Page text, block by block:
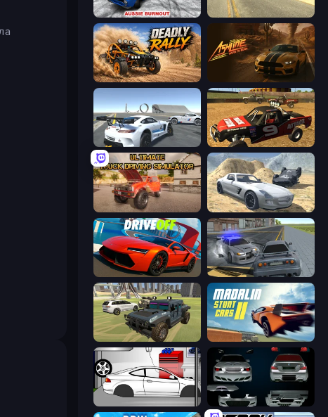
Force Drift Racing: Aussie Burnout Derby Crash 3
Deadly Rally
Offroad Dirt Racing 3D
Ultimate Truck Driving Simulator 2020 Derby Crash 2
DriveOff RCC City Racing
4x4 Offroader Madalin Stunt Cars 2
Drag Racer V2 Decorate My BMW M5